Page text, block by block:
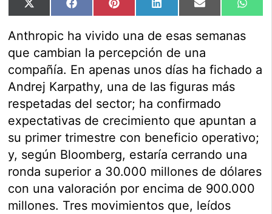
Compartir
en
X
Compartir
en
FacebookCompartir
en
PinterestCompartir
en
LinkedInCompartir
en
Email
en
Anthropic ha vivido una de esas semanas
que cambian la percepción de una
compañía. En apenas unos días ha fichado a
Andrej Karpathy, una de las figuras más
respetadas del sector; ha confirmado
expectativas de crecimiento que apuntan a
su primer trimestre con beneficio operativo;
y, según Bloomberg, estaría cerrando una
ronda superior a 30.000 millones de dólares
con una valoración por encima de 900.000
millones. Tres movimientos que, leídos